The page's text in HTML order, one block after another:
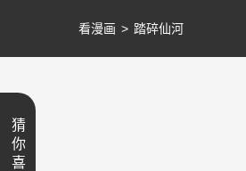
看漫画 > 踏碎仙河
猜
你
喜